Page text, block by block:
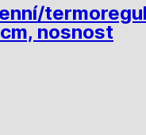
nosnost